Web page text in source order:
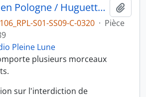
L'avortement en Pologne / Huguette Junod
S01-SS09-C-0320 · Pièce
Pleine Lune
plusieurs morceaux
sur l'interdiction de